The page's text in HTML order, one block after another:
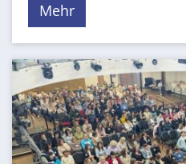
Mehr